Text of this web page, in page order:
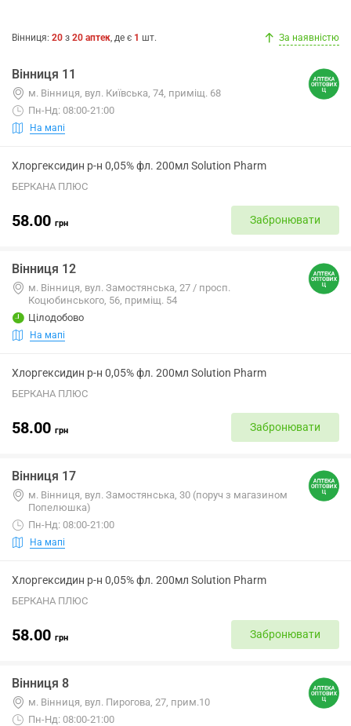
Вінниця: 20 з 20 аптек, де є 1 шт. За наявністю
Вінниця 11
м. Вінниця, вул. Київська, 74, приміщ. 68
Пн-Нд: 08:00-21:00
На мапі
Хлоргексидин р-н 0,05% фл. 200мл Solution Pharm
БЕРКАНА ПЛЮС
58.00 грн Забронювати
Вінниця 12
м. Вінниця, вул. Замостянська, 27 / просп.
Коцюбинського, 56, приміщ. 54
Цілодобово
На мапі
Хлоргексидин р-н 0,05% фл. 200мл Solution Pharm
БЕРКАНА ПЛЮС
58.00 грн Забронювати
Вінниця 17
м. Вінниця, вул. Замостянська, 30 (поруч з магазином
Попелюшка)
Пн-Нд: 08:00-21:00
На мапі
Хлоргексидин р-н 0,05% фл. 200мл Solution Pharm
БЕРКАНА ПЛЮС
58.00 грн Забронювати
Вінниця 8
м. Вінниця, вул. Пирогова, 27, прим.10
Пн-Нд: 08:00-21:00